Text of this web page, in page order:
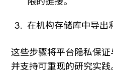
在机构存储库中导出
这些步骤将平台隐私保证
并支持可重现的研究实践